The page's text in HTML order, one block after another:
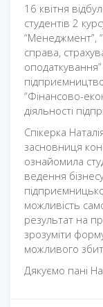
16 квітня
студентів 2
“Менеджмент”,
справа,
оподаткування”
“Фінансово-
діяльності
Спікерка
засновниця
ознайомила
ведення
можливість
результат на
зрозуміти
можливого
Дякуємо пані